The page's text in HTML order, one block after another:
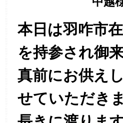
本日は羽咋市
を持参され御
真前にお供え
せていただき